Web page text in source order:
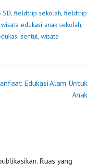
, fieldtrip sekolah, fieldtrip
wisata edukasi anak sekolah,
sentul, wisata
Edukasi Alam Untuk
Anak
Ruas yang